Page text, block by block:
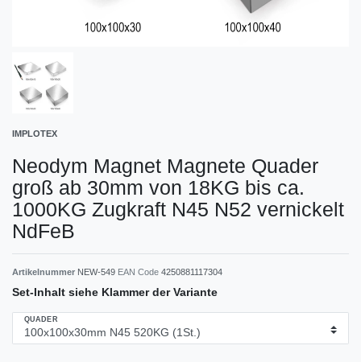
IMPLOTEX
Neodym Magnet Magnete Quader
groß ab 30mm von 18KG bis ca.
1000KG Zugkraft N45 N52 vernickelt
NdFeB
Artikelnummer NEW-549 EAN Code 4250881117304
Set-Inhalt siehe Klammer der Variante
QUADER